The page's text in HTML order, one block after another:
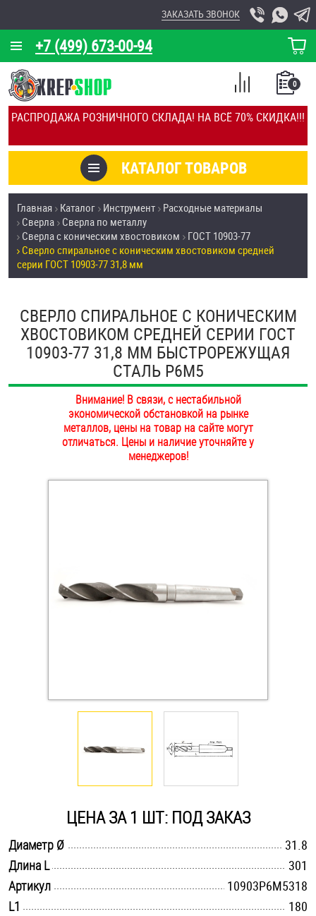
РАСПРОДАЖА РОЗНИЧНОГО СКЛАДА! НА ВСЁ 70% СКИДКА!!!
+7 (499) 673-00-94
ЗАКАЗАТЬ ЗВОНОК
КОРЗИНА
О КОМПАНИИ
КАЛЬКУЛЯТОР
ОТЗЫВЫ
УСЛУГИ
СКИДКИ
ОПТ
ОПЛАТА И ДОСТАВКА
НАШИ МАГАЗИНЫ
КАТАЛОГ ТОВАРОВ
0
СПИСОК
СРАВНЕНИЕ
Товары со скидкой
Анкеры
Антивандальный крепёж, инструмент
Болты и винты
Втулки
Дюбели
Дюймовый крепёж
Саморезы и шурупы
Стопорные кольца
Такелаж
Хомуты
Главная Каталог Инструмент Расходные материалы
Сверла Сверла по металлу
Сверла с коническим хвостовиком
ГОСТ 10903-77
Сверло спиральное с коническим хвостовиком средней
серии ГОСТ 10903-77 31,8 мм
СВЕРЛО СПИРАЛЬНОЕ С КОНИЧЕСКИМ
ХВОСТОВИКОМ СРЕДНЕЙ СЕРИИ ГОСТ
10903-77 31,8 ММ БЫСТРОРЕЖУЩАЯ
СТАЛЬ Р6М5
Внимание! В связи, с нестабильной
экономической обстановкой на рынке
металлов, цены на товар на сайте могут
отличаться. Цены и наличие уточняйте у
менеджеров!
ЦЕНА ЗА 1 ШТ: ПОД ЗАКАЗ
Диаметр Ø
31.8
Длина L
301
Артикул
10903Р6М5318
L1
180